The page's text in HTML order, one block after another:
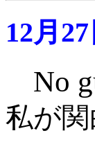
12月27
No
私が関